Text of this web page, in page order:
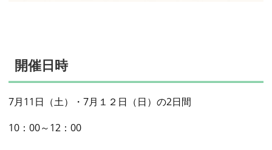
開催日時
7月11日（土）・7月１２日（日）の2日間
10：00～12：00